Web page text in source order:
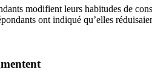
modifient leurs habitudes de
ont indiqué qu’elles